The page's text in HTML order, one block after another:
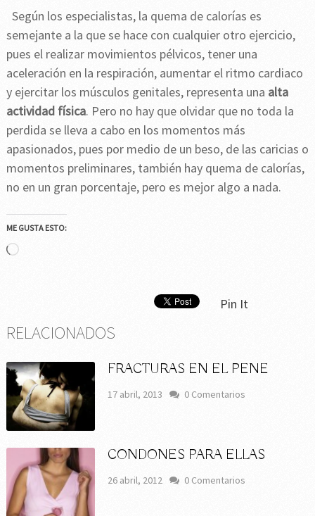
Según los especialistas, la quema de calorías es
semejante a la que se hace con cualquier otro ejercicio,
pues el realizar movimientos pélvicos, tener una
aceleración en la respiración, aumentar el ritmo cardiaco
y ejercitar los músculos genitales, representa una alta
actividad física. Pero no hay que olvidar que no toda la
perdida se lleva a cabo en los momentos más
apasionados, pues por medio de un beso, de las caricias o
momentos preliminares, también hay quema de calorías,
no en un gran porcentaje, pero es mejor algo a nada.
ME GUSTA ESTO:
Cargando...
Pin It
RELACIONADOS
FRACTURAS EN EL PENE
17 abril, 2013 0 Comentarios
CONDONES PARA ELLAS
26 abril, 2012 0 Comentarios